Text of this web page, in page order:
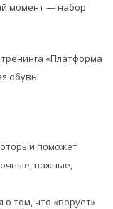
момент — набор
«Платформа
обувь!
поможет
важные,
том, что «ворует»